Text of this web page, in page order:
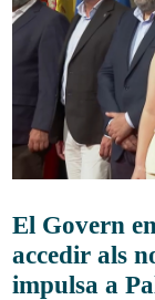
El Govern
accedir als
impulsa a